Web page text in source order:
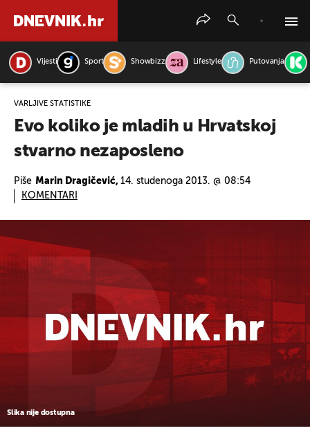
Vijesti Sport Showbizz Lifestyle Putovanja
VARLJIVE STATISTIKE
Evo koliko je mladih u Hrvatskoj
stvarno nezaposleno
Piše Marin Dragičević, 14. studenoga 2013. @ 08:54
KOMENTARI
Slika nije dostupna
PRETRAŽITE VIJESTI